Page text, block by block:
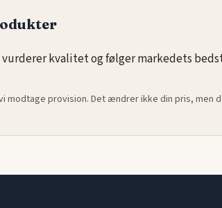
kvalitet og følger markedets
modtage provision. Det ændrer ikke din pris,